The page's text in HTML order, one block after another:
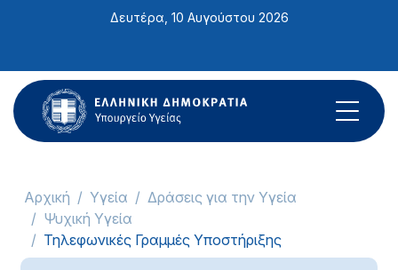
ιστότοπος
περιλαμβάνει
ένα
σύστημα
Δευτέρα, 10 Αυγούστου 2026
Αρχική Υγεία
Δράσεις για την Υγεία
Ψυχική Υγεία
Τηλεφωνικές Γραμμές Υποστήριξης